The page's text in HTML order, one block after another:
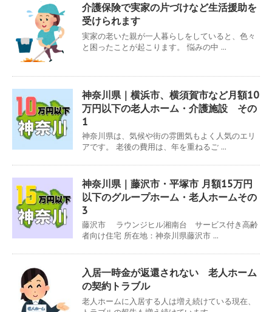
介護保険で実家の片づけなど生活援助を
受けられます
実家の老いた親が一人暮らしをしていると、色々
と困ったことが起こります。 悩みの中 ...
神奈川県｜横浜市、横須賀市など月額10
万円以下の老人ホーム・介護施設 その
1
神奈川県は、気候や街の雰囲気もよく人気のエリ
アです。 老後の費用は、年を重ねるご ...
神奈川県｜藤沢市・平塚市 月額15万円
以下のグループホーム・老人ホームその
3
藤沢市 ラウンジヒル湘南台 サービス付き高齢
者向け住宅 所在地：神奈川県藤沢市 ...
入居一時金が返還されない 老人ホーム
の契約トラブル
老人ホームに入居する人は増え続けている現在、